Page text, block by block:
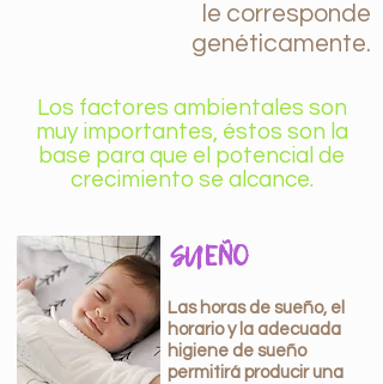
le corresponde
genéticamente.
Los factores ambientales son
muy importantes, éstos son la
base para que el potencial de
crecimiento se alcance.
SUEÑO
Las horas de sueño, el
horario y la adecuada
higiene de sueño
permitirá producir una